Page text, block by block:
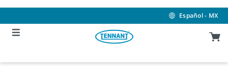
content
navigation
menu
Español - MX